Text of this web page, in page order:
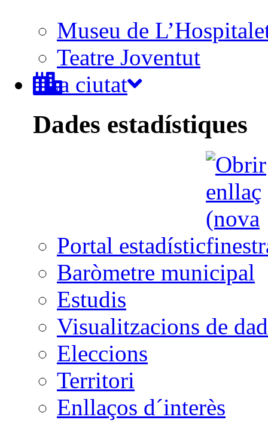
Museu de
Teatre Joventut
La ciutat
Dades estadístiques
Portal estadístic
Baròmetre municipal
Estudis
Visualitzacions de
Eleccions
Territori
Enllaços d´interès